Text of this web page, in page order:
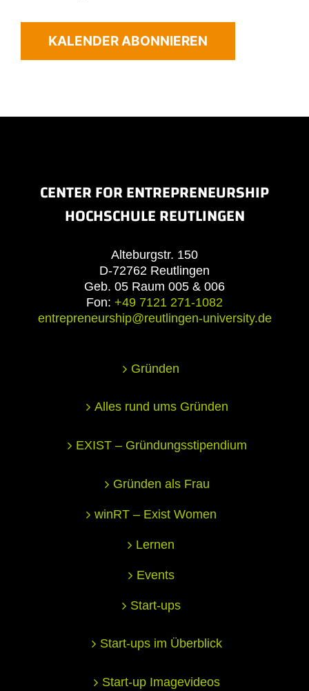
KALENDER ABONNIEREN
CENTER FOR ENTREPRENEURSHIP
HOCHSCHULE REUTLINGEN
Alteburgstr. 150
D-72762 Reutlingen
Geb. 05 Raum 005 & 006
Fon: +49 7121 271-1082
entrepreneurship@reutlingen-university.de
Gründen
Alles rund ums Gründen
EXIST – Gründungsstipendium
Gründen als Frau
winRT – Exist Women
Lernen
Events
Start-ups
Start-ups im Überblick
Start-up Imagevideos